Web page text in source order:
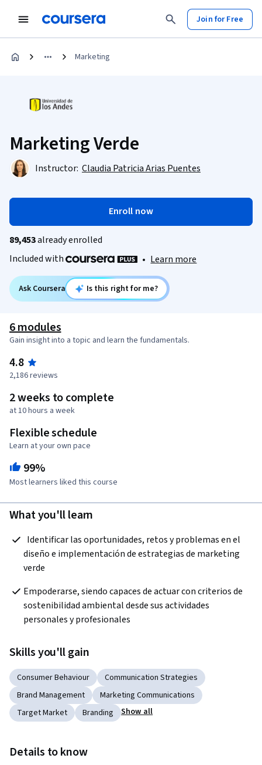
Join for Free
Marketing
Marketing Verde
Instructor: Claudia Patricia Arias Puentes
Enroll now
89,453already enrolled
Included with
• Learn more
Ask Coursera Is this right for me?
6 modules
Gain insight into a topic and learn the fundamentals.
4.8
2,186 reviews
2 weeks to complete
at 10 hours a week
Flexible schedule
Learn at your own pace
99%
Most learners liked this course
What you'll learn
diseño e implementación de estrategias de marketing
verde
Empoderarse, siendo capaces de actuar con criterios de
sostenibilidad ambiental desde sus actividades
personales y profesionales
Skills you'll gain
Consumer Behaviour
Communication Strategies
Brand Management
Marketing Communications
Target Market
Branding Show all
Details to know